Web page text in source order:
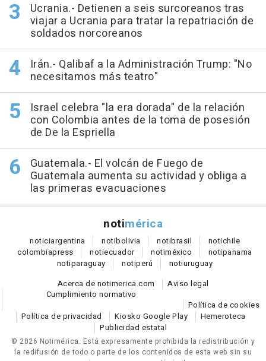
Ucrania.- Detienen a seis surcoreanos tras
viajar a Ucrania para tratar la repatriación de
soldados norcoreanos
Irán.- Qalibaf a la Administración Trump: "No
necesitamos más teatro"
Israel celebra "la era dorada" de la relación
con Colombia antes de la toma de posesión
de De la Espriella
Guatemala.- El volcán de Fuego de
Guatemala aumenta su actividad y obliga a
las primeras evacuaciones
notimérica
noticiargentina notibolivia notibrasil notichile
colombiapress notiecuador notiméxico notipanama
notiparaguay notiperú notiuruguay
Acerca de notimerica.com
Aviso legal
Cumplimiento normativo
Política de cookies
Política de privacidad
Kiosko Google Play
Hemeroteca
Publicidad estatal
© 2026 Notimérica. Está expresamente prohibida la redistribución y
la redifusión de todo o parte de los contenidos de esta web sin su